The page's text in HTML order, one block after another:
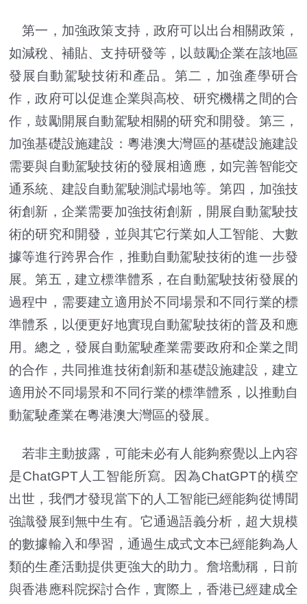
第一，加強政策支持，政府可以出台相關政策，
如減稅、補貼、支持研發等，以鼓勵企業在該地區
發展自動駕駛技術和產品。第二，加強產學研合
作，政府可以促進企業與高校、研究機構之間的合
作，鼓勵開展自動駕駛相關的研究和開發。第三，
加強基礎設施建設：粵港澳大灣區的基礎設施建設
需要與自動駕駛技術的發展相適應，如完善智能交
通系統、建設自動駕駛測試場地等。第四，加強技
術創新，企業需要加強技術創新，開展自動駕駛技
術的研究和開發，並與其它行業如人工智能、大數
據等進行跨界合作，推動自動駕駛技術的進一步發
展。第五，建立標準體系，在自動駕駛技術發展的
過程中，需要建立適用於不同場景和不同行業的標
準體系，以便更好地實現自動駕駛技術的普及和應
用。總之，發展自動駕駛產業需要政府和企業之間
的合作，共同推進技術創新和基礎設施建設，建立
適用於不同場景和不同行業的標準體系，以推動自
動駕駛產業在粵港澳大灣區的發展。
若非主動披露，可能未必有人能夠察覺以上內容
是ChatGPT人工智能所寫。因為ChatGPT的橫空
出世，我們才發現當下的人工智能已經能夠從博聞
強識發展到無中生有。它通過語義分析，超大規模
的數據輸入和學習，通過生成式文本已經能夠為人
類的生產活動提供更強大的助力。詹培勳稱，日前
與香港應科院探討合作，實際上，香港已經建成全